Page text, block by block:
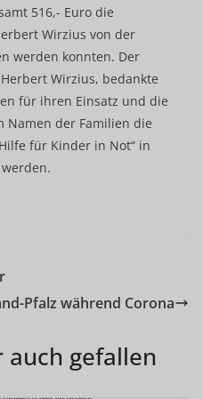
516,- Euro die
Wirzius von der
werden konnten. Der
Wirzius, bedankte
für ihren Einsatz und die
Namen der Familien die
für Kinder in Not“ in
Pfalz während Corona
gefallen